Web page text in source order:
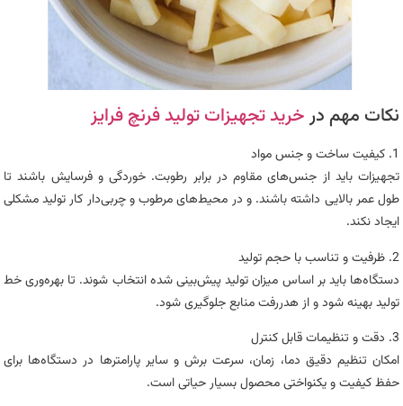
نکات مهم درخرید تجهیزات تولید فرنچ فرایز
1. کیفیت ساخت و جنس مواد
تجهیزات باید از جنس‌های مقاوم در برابر رطوبت. خوردگی و فرسایش باشند تا
طول عمر بالایی داشته باشند. و در محیط‌های مرطوب و چربی‌دار کار تولید مشکلی
ایجاد نکند.
2. ظرفیت و تناسب با حجم تولید
دستگاه‌ها باید بر اساس میزان تولید پیش‌بینی شده انتخاب شوند. تا بهره‌وری خط
تولید بهینه شود و از هدررفت منابع جلوگیری شود.
3. دقت و تنظیمات قابل کنترل
امکان تنظیم دقیق دما، زمان، سرعت برش و سایر پارامترها در دستگاه‌ها برای
حفظ کیفیت و یکنواختی محصول بسیار حیاتی است.